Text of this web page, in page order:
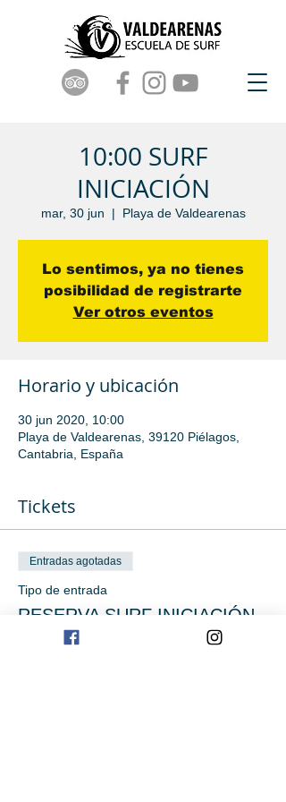
10:00 SURF
INICIACIÓN
mar, 30 jun
  |
Playa de Valdearenas
Lo sentimos, ya no tienes
posibilidad de registrarte
Ver otros eventos
Horario y ubicación
30 jun 2020, 10:00
Playa de Valdearenas, 39120 Piélagos,
Cantabria, España
Tickets
Entradas agotadas
Tipo de entrada
RESERVA SURF INICIACIÓN